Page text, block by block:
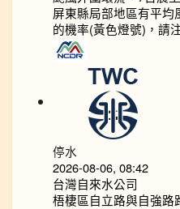
屏東縣局部地區有平均
的機率(黃色燈號)，請
停水
2026-08-06, 08:42
台灣自來水公司
梧棲區自立路與自強路